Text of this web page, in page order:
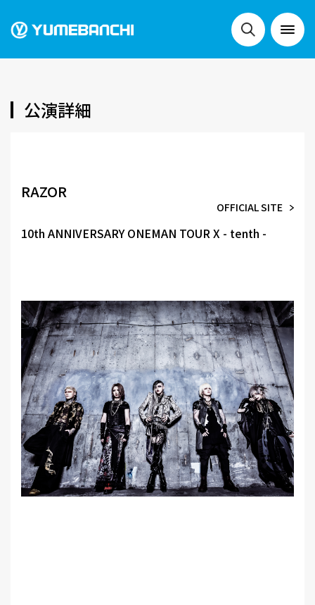
MEMBER
公演詳細
RAZOR
OFFICIAL SITE
10th ANNIVERSARY ONEMAN TOUR X - tenth -